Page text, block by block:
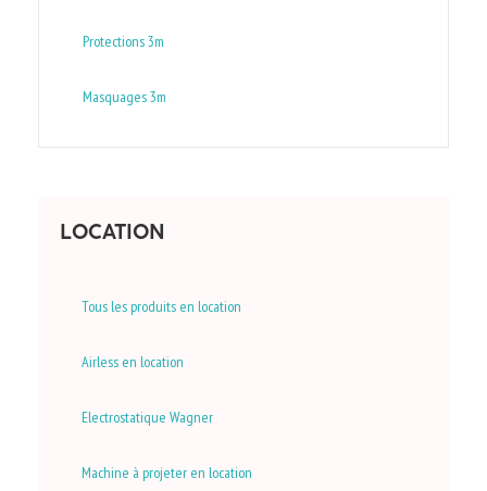
Protections 3m
Masquages 3m
LOCATION
Tous les produits en location
Airless en location
Electrostatique Wagner
Machine à projeter en location